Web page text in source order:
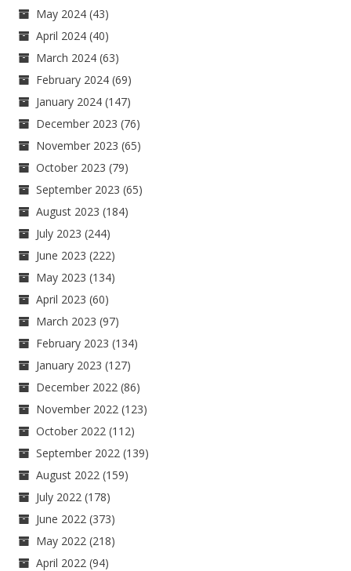
May 2024 (43)
April 2024 (40)
March 2024 (63)
February 2024 (69)
January 2024 (147)
December 2023 (76)
November 2023 (65)
October 2023 (79)
September 2023 (65)
August 2023 (184)
July 2023 (244)
June 2023 (222)
May 2023 (134)
April 2023 (60)
March 2023 (97)
February 2023 (134)
January 2023 (127)
December 2022 (86)
November 2022 (123)
October 2022 (112)
September 2022 (139)
August 2022 (159)
July 2022 (178)
June 2022 (373)
May 2022 (218)
April 2022 (94)